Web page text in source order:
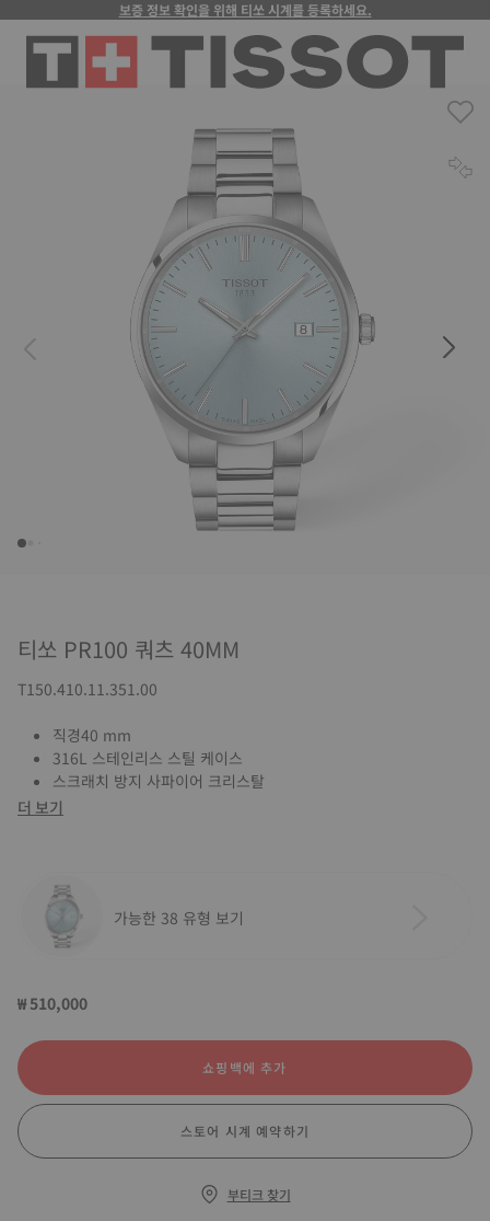
보증 정보 확인을 위해 티쏘 시계를 등록하세요.
티쏘 PR100 쿼츠 40MM
T150.410.11.351.00
직경40 mm
316L 스테인리스 스틸 케이스
스크래치 방지 사파이어 크리스탈
더 보기
가능한 38 유형 보기
₩ 510,000
쇼핑백에 추가
스토어 시계 예약하기
부티크 찾기